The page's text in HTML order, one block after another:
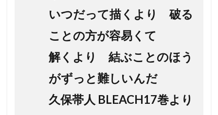
いつだって描くより 破る
ことの方が容易くて
解くより 結ぶことのほう
がずっと難しいんだ
久保帯人 BLEACH17巻より